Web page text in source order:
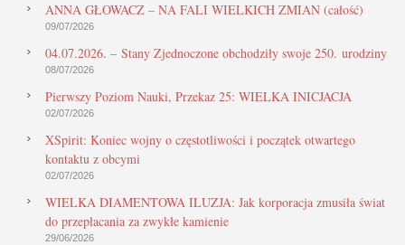
ANNA GŁOWACZ – NA FALI WIELKICH ZMIAN (całość)
09/07/2026
04.07.2026. – Stany Zjednoczone obchodziły swoje 250. urodziny
08/07/2026
Pierwszy Poziom Nauki, Przekaz 25: WIELKA INICJACJA
02/07/2026
XSpirit: Koniec wojny o częstotliwości i początek otwartego
kontaktu z obcymi
02/07/2026
WIELKA DIAMENTOWA ILUZJA: Jak korporacja zmusiła świat
do przepłacania za zwykłe kamienie
29/06/2026